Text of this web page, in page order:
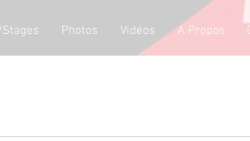
Photos Vidéos A Propos